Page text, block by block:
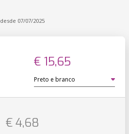
07/07/2025
€ 15,65
€ 4,68